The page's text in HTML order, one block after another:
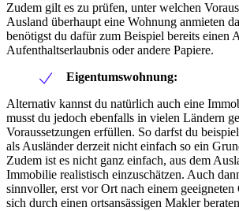
Zudem gilt es zu prüfen, unter welchen
Ausland überhaupt eine Wohnung anmieten
benötigst du dafür zum Beispiel bereits einen
Aufenthaltserlaubnis oder andere Papiere.
Eigentumswohnung:
Alternativ kannst du natürlich auch eine
musst du jedoch ebenfalls in vielen Ländern
Voraussetzungen erfüllen. So darfst du
als Ausländer derzeit nicht einfach so ein
Zudem ist es nicht ganz einfach, aus dem
Immobilie realistisch einzuschätzen. Auch
sinnvoller, erst vor Ort nach einem
sich durch einen ortsansässigen Makler